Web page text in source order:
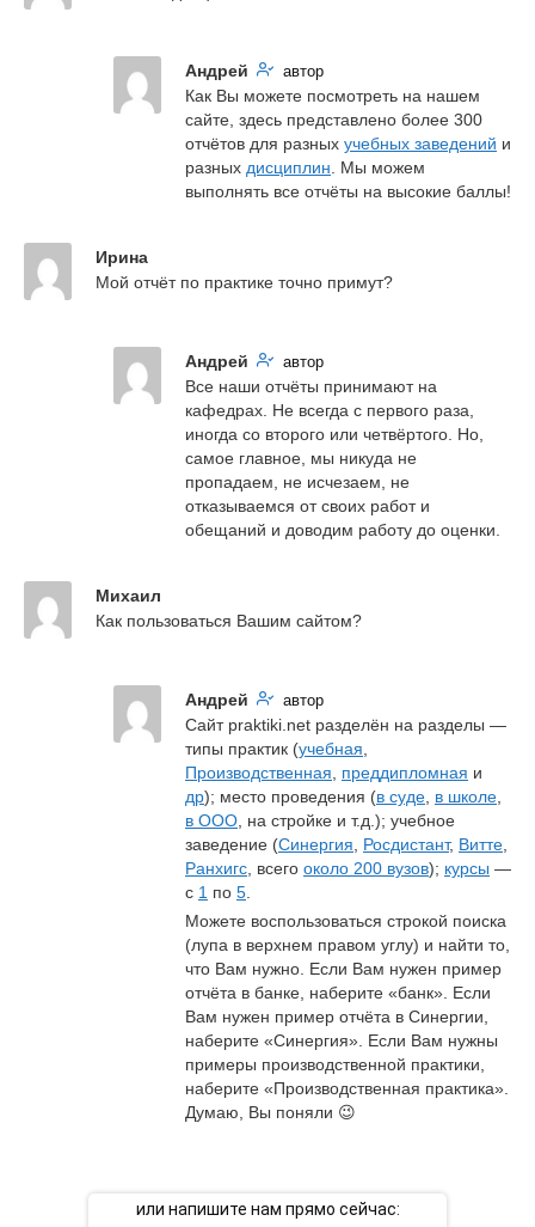
Андрей автор
Как Вы можете посмотреть на нашем
сайте, здесь представлено более 300
отчётов для разных учебных заведений и
разных дисциплин. Мы можем
выполнять все отчёты на высокие баллы!
Ирина
Мой отчёт по практике точно примут?
Андрей автор
Все наши отчёты принимают на
кафедрах. Не всегда с первого раза,
иногда со второго или четвёртого. Но,
самое главное, мы никуда не
пропадаем, не исчезаем, не
отказываемся от своих работ и
обещаний и доводим работу до оценки.
Михаил
Как пользоваться Вашим сайтом?
Андрей автор
Сайт praktiki.net разделён на разделы —
типы практик (учебная
Производственная, преддипломная
др); место проведения (в суде, в школе
в ООО, на стройке и т.д.); учебное
заведение (Синергия, Росдистант, Витте
Ранхигс, всего около 200 вузов); курсы —
с 1 по 5.
Можете воспользоваться строкой поиска
(лупа в верхнем правом углу) и найти то,
что Вам нужно. Если Вам нужен пример
отчёта в банке, наберите «банк». Если
Вам нужен пример отчёта в Синергии,
наберите «Синергия». Если Вам нужны
примеры производственной практики,
наберите «Производственная практика».
Думаю, Вы поняли 😉
или напишите нам прямо сейчас: